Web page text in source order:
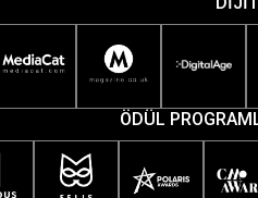
ÖDÜL